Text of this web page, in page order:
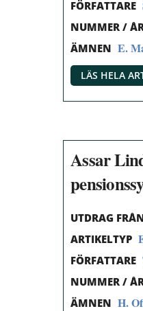
FÖRFATTARE
NUMMER /
ÄMNEN E.
LÄS HELA
Assar
UTDRAG
ARTIKELTYP
FÖRFATTARE
NUMMER /
ÄMNEN H.